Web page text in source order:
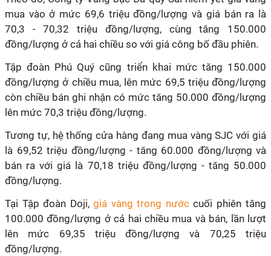
mua vào ở mức 69,6 triệu đồng/lượng và giá bán ra là
70,3 - 70,32 triệu đồng/lượng, cùng tăng 150.000
đồng/lượng ở cả hai chiều so với giá công bố đầu phiên.
Tập đoàn Phú Quý cũng triển khai mức tăng 150.000
đồng/lượng ở chiều mua, lên mức 69,5 triệu đồng/lượng
còn chiều bán ghi nhận có mức tăng 50.000 đồng/lượng
lên mức 70,3 triệu đồng/lượng.
Tương tự, hệ thống cửa hàng đang mua vàng SJC với giá
là 69,52 triệu đồng/lượng - tăng 60.000 đồng/lượng và
bán ra với giá là 70,18 triệu đồng/lượng - tăng 50.000
đồng/lượng.
Tại Tập đoàn Doji, giá vàng trong nước cuối phiên tăng
100.000 đồng/lượng ở cả hai chiều mua và bán, lần lượt
lên mức 69,35 triệu đồng/lượng và 70,25 triệu
đồng/lượng.